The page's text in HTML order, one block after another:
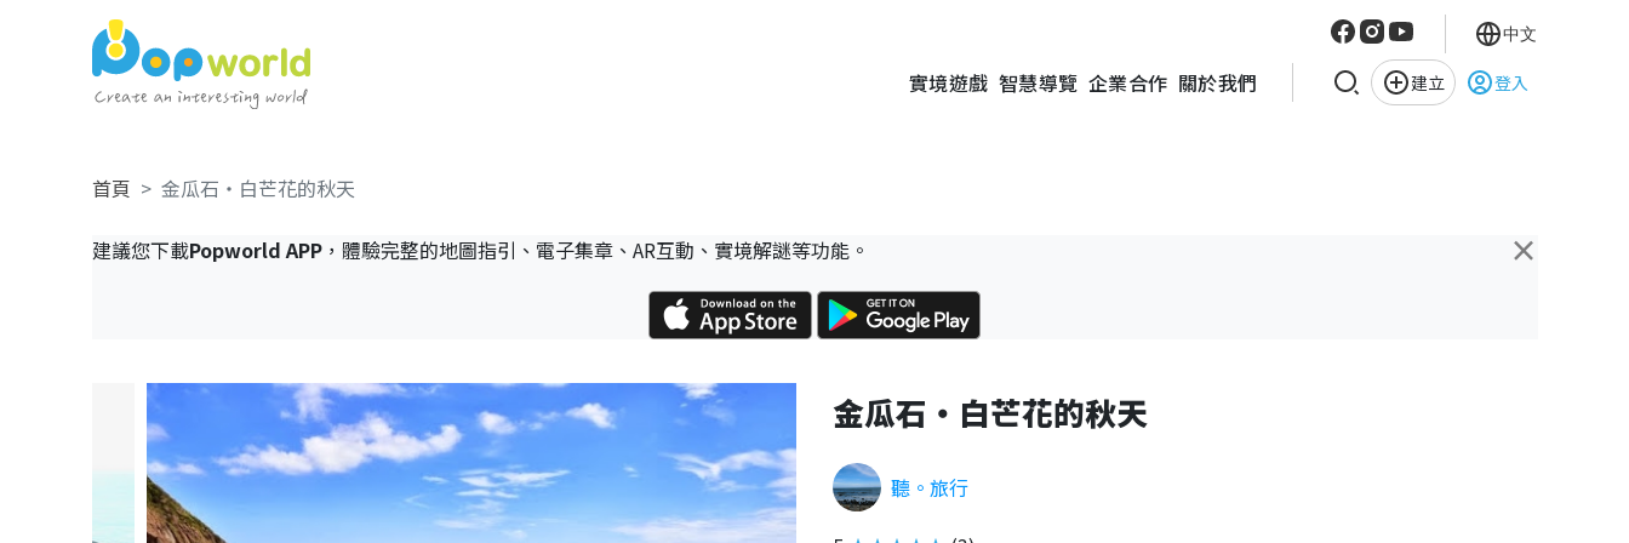
實境遊戲 智慧導覽 企業合作 關於我們 建立 登入
中文
首頁 金瓜石・白芒花的秋天
×
建議您下載Popworld APP，體驗完整的地圖指引、電子集章、AR互動、實境解謎等功能。
金瓜石・白芒花的秋天
聽。旅行